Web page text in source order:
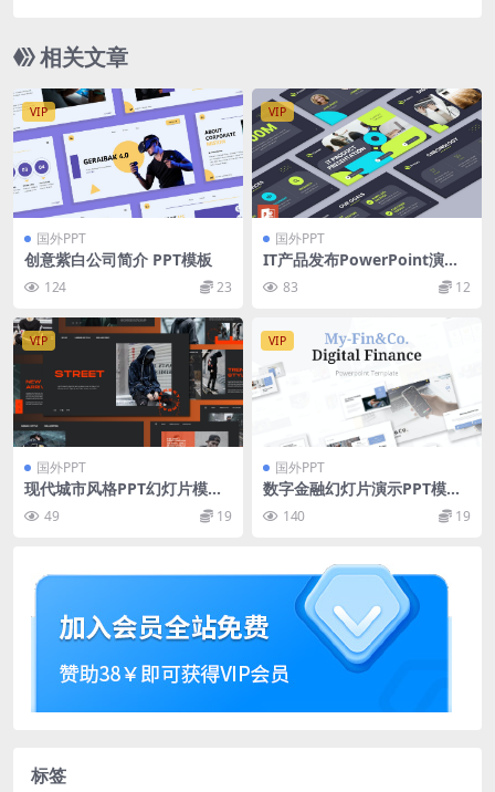
相关文章
VIP
国外PPT
创意紫白公司简介 PPT模板
124 23
VIP
国外PPT
IT产品发布PowerPoint演示
模板 IT Product PowerPoin
t Presentation Template
83 12
VIP
国外PPT
现代城市风格PPT幻灯片模板
素材v4 STREET – Urban Styl
e Powerpoint Template V4
49 19
VIP
国外PPT
数字金融幻灯片演示PPT模板
My-Fin&Co – Digital Financ
e Powerpoint
140 19
标签